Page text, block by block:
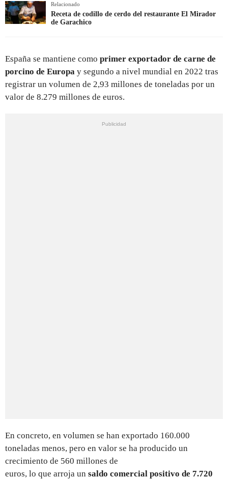
Relacionado
Receta de codillo de cerdo del restaurante El Mirador
de Garachico
España se mantiene como primer exportador de carne de
porcino de Europa y segundo a nivel mundial en 2022 tras
registrar un volumen de 2,93 millones de toneladas por un
valor de 8.279 millones de euros.
En concreto, en volumen se han exportado 160.000
toneladas menos, pero en valor se ha producido un
crecimiento de 560 millones de
euros, lo que arroja un saldo comercial positivo de 7.720